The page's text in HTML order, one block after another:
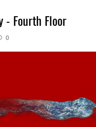
- Fourth Floor
0